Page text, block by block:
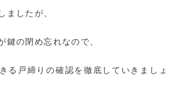
ましたが、
鍵の閉め忘れなので、
る戸締りの確認を徹底していきましょ